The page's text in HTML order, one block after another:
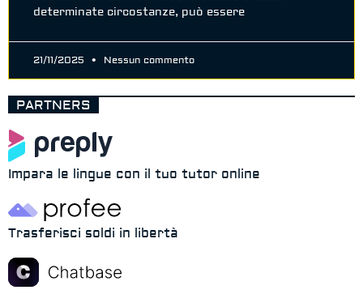
determinate circostanze, può essere
21/11/2025 Nessun commento
PARTNERS
Impara le lingue con il tuo tutor online
Trasferisci soldi in libertà